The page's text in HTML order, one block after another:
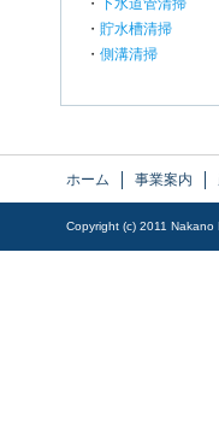
・ 下水道管清掃
・ 貯水槽清掃
・ 側溝清掃
ホーム 事業案内
Copyright (c) 2011 Nakano